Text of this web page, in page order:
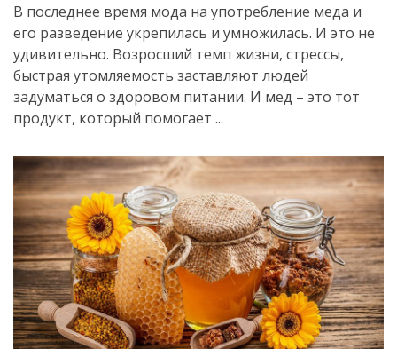
В последнее время мода на употребление меда и
его разведение укрепилась и умножилась. И это не
удивительно. Возросший темп жизни, стрессы,
быстрая утомляемость заставляют людей
задуматься о здоровом питании. И мед – это тот
продукт, который помогает ...